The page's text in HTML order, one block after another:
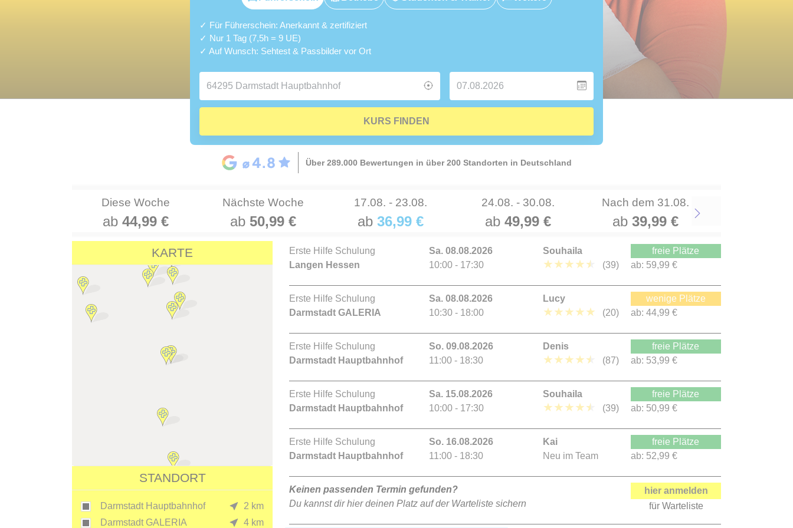
✓ Für Führerschein: Anerkannt & zertifiziert
✓ Nur 1 Tag (7,5h = 9 UE)
✓ Auf Wunsch: Sehtest & Passbilder vor Ort
KURS FINDEN
Über 289.000 Bewertungen in über 200 Standorten in Deutschland
Diese Woche
ab 44,99 €
Nächste Woche
ab 50,99 €
17.08. - 23.08.
ab 36,99 €
24.08. - 30.08.
ab 49,99 €
Nach dem 31.08.
ab 39,99 € Next
KARTE
STANDORT
Darmstadt Hauptbahnhof
2 km
Darmstadt GALERIA
4 km
Erste Hilfe Schulung
Langen Hessen
Sa. 08.08.2026
10:00 - 17:30
Souhaila
★★★★★ (39)
freie Plätze
ab: 59,99 €
Erste Hilfe Schulung
Darmstadt GALERIA
Sa. 08.08.2026
10:30 - 18:00
Lucy
★★★★★ (20)
wenige Plätze
ab: 44,99 €
Erste Hilfe Schulung
Darmstadt Hauptbahnhof
So. 09.08.2026
11:00 - 18:30
Denis
★★★★★ (87)
freie Plätze
ab: 53,99 €
Erste Hilfe Schulung
Darmstadt Hauptbahnhof
Sa. 15.08.2026
10:00 - 17:30
Souhaila
★★★★★ (39)
freie Plätze
ab: 50,99 €
Erste Hilfe Schulung
Darmstadt Hauptbahnhof
So. 16.08.2026
11:00 - 18:30
Kai
Neu im Team
freie Plätze
ab: 52,99 €
Keinen passenden Termin gefunden?
Du kannst dir hier deinen Platz auf der Warteliste sichern
hier anmelden
für Warteliste